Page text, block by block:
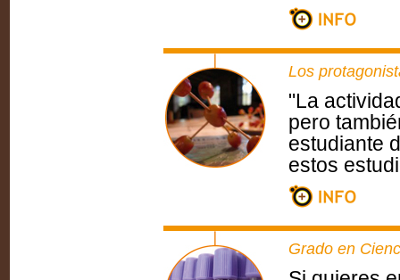
Los
"La
pero
estudiante
estos
Grado en